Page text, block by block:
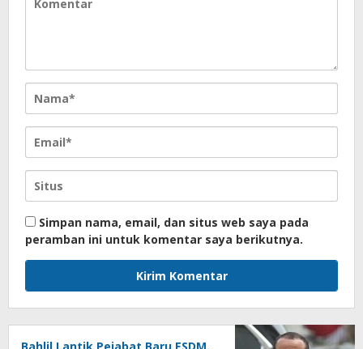
Simpan nama, email, dan situs web saya pada
peramban ini untuk komentar saya berikutnya.